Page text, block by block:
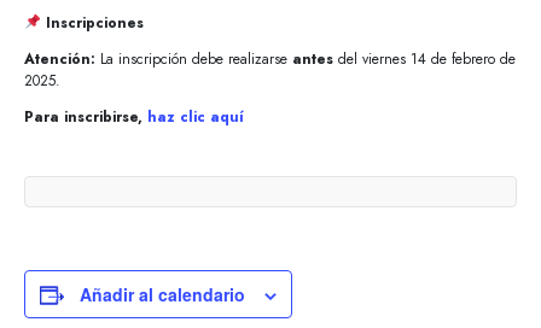
Inscripciones
Atención: La inscripción debe realizarse antes del viernes 14 de febrero de
2025.
Para inscribirse, haz clic aquí
Añadir al calendario